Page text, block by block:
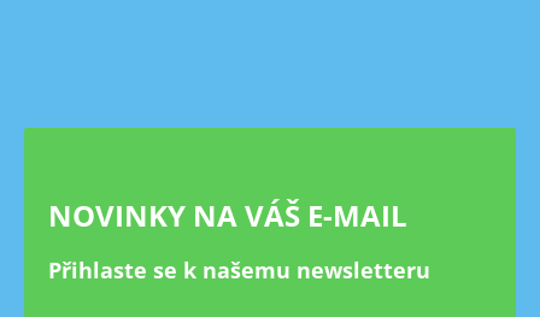
NOVINKY NA VÁŠ E-MAIL
Přihlaste se k našemu newsletteru